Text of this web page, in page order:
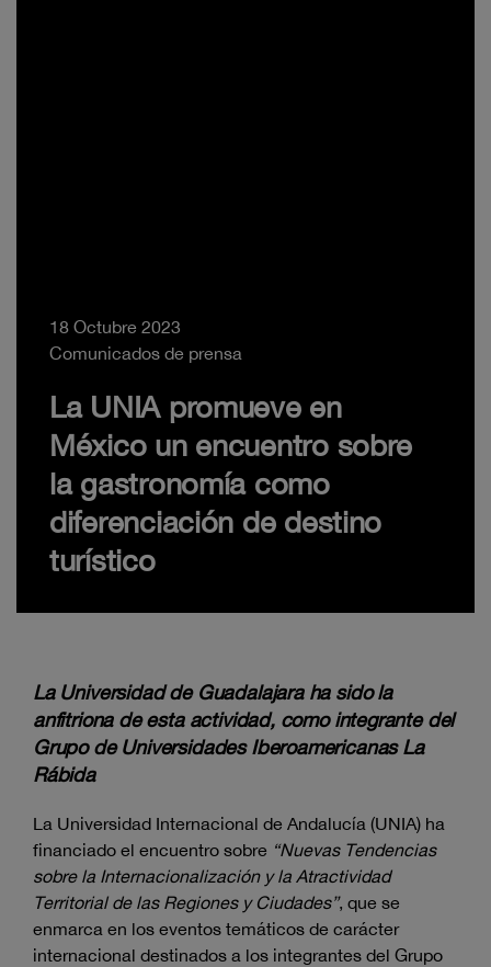
18 Octubre 2023
Comunicados de prensa
La UNIA promueve en
México un encuentro sobre
la gastronomía como
diferenciación de destino
turístico
La Universidad de Guadalajara ha sido la
anfitriona de esta actividad, como integrante del
Grupo de Universidades Iberoamericanas La
Rábida
La Universidad Internacional de Andalucía (UNIA) ha
financiado el encuentro sobre “Nuevas Tendencias
sobre la Internacionalización y la Atractividad
Territorial de las Regiones y Ciudades”, que se
enmarca en los eventos temáticos de carácter
internacional destinados a los integrantes del Grupo